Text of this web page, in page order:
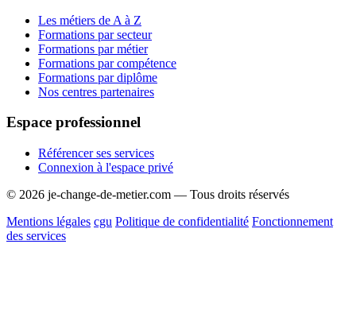
Les métiers de A à Z
Formations par secteur
Formations par métier
Formations par compétence
Formations par diplôme
Nos centres partenaires
Espace professionnel
Référencer ses services
Connexion à l'espace privé
© 2026 je-change-de-metier.com — Tous droits réservés
Mentions légales cgu Politique de confidentialité Fonctionnement
des services